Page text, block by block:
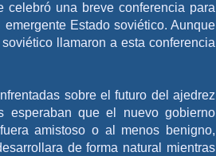
una breve conferencia para
Estado soviético. Aunque
llamaron a esta conferencia
sobre el futuro del ajedrez
esperaban que el nuevo gobierno
amistoso o al menos benigno,
de forma natural mientras